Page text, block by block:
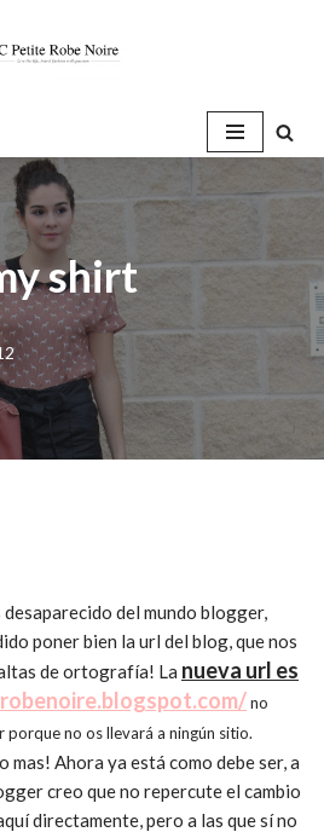
shirt
del mundo blogger,
poner bien la url del blog, que nos
de ortografía! La nueva url es
no
no os llevará a ningún sitio.
mas! Ahora ya está como debe ser, a
creo que no repercute el cambio
directamente, pero a las que sí no